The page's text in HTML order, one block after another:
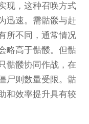
现，这种召唤方式
迅速。需骷髅与赶
所不同，通常情况
略高于骷髅。但骷
骷髅协同作战，在
尸则数量受限。骷
和效率提升具有较